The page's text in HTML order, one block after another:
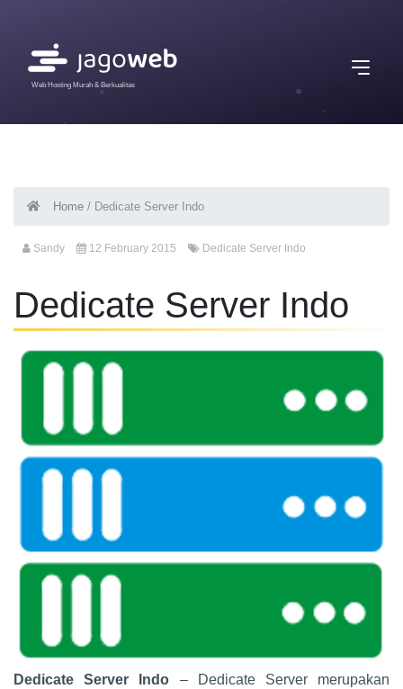
Web Hosting Murah & Berkualitas
Home / Dedicate Server Indo
Sandy 12 February 2015 Dedicate Server Indo
Dedicate Server Indo
Dedicate Server Indo – Dedicate Server merupakan